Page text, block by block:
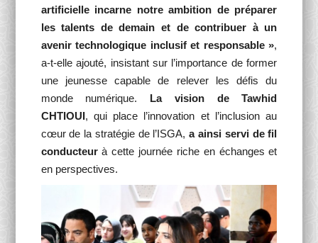
artificielle incarne notre ambition de préparer
les talents de demain et de contribuer à un
avenir technologique inclusif et responsable »,
a-t-elle ajouté, insistant sur l’importance de former
une jeunesse capable de relever les défis du
monde numérique. La vision de Tawhid
CHTIOUI, qui place l’innovation et l’inclusion au
cœur de la stratégie de l’ISGA,a ainsi servi de fil
conducteurà cette journée riche en échanges et
en perspectives.